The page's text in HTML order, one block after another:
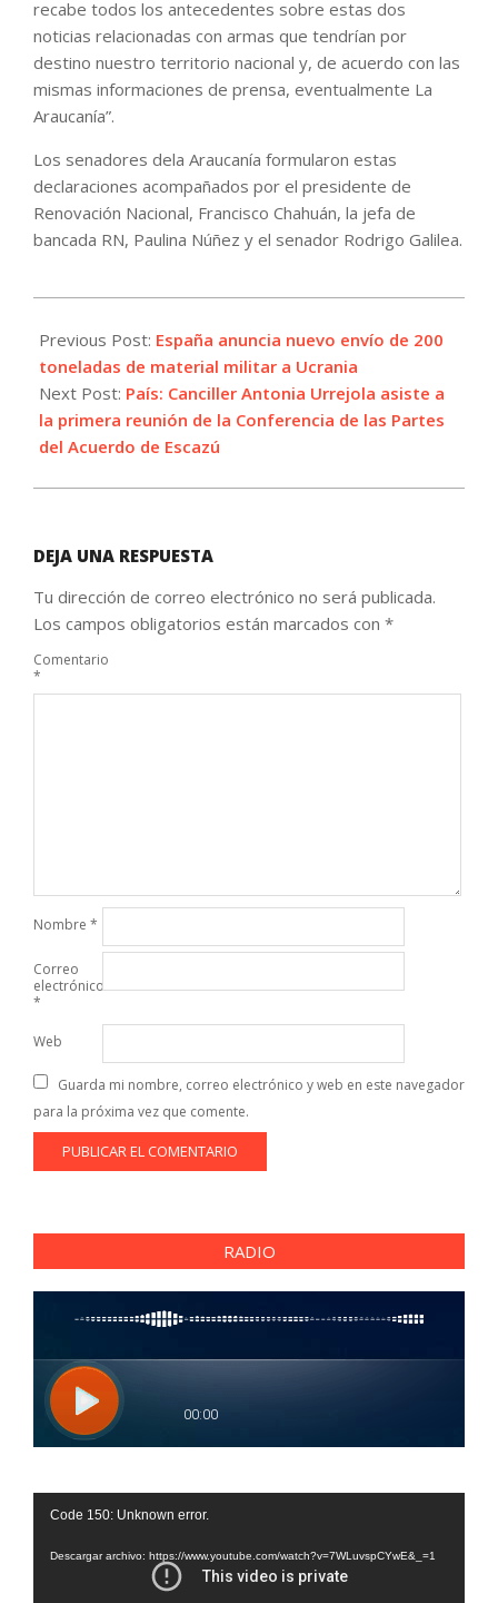
recabe todos los antecedentes sobre estas dos
noticias relacionadas con armas que tendrían por
destino nuestro territorio nacional y, de acuerdo con las
mismas informaciones de prensa, eventualmente La
Araucanía”.
Los senadores dela Araucanía formularon estas
declaraciones acompañados por el presidente de
Renovación Nacional, Francisco Chahuán, la jefa de
bancada RN, Paulina Núñez y el senador Rodrigo Galilea.
04-
21
Previous Post: España anuncia nuevo envío de 200
toneladas de material militar a Ucrania
Next Post: País: Canciller Antonia Urrejola asiste a
la primera reunión de la Conferencia de las Partes
del Acuerdo de Escazú
DEJA UNA RESPUESTA
Tu dirección de correo electrónico no será publicada.
Los campos obligatorios están marcados con *
Comentario
*
Nombre *
Correo
electrónico
*
Web
Guarda mi nombre, correo electrónico y web en este navegador
para la próxima vez que comente.
RADIO
Reproductor
vídeo
Code 150: Unknown error.
Descargar archivo: https://www.youtube.com/watch?v=7WLuvspCYwE&_=1